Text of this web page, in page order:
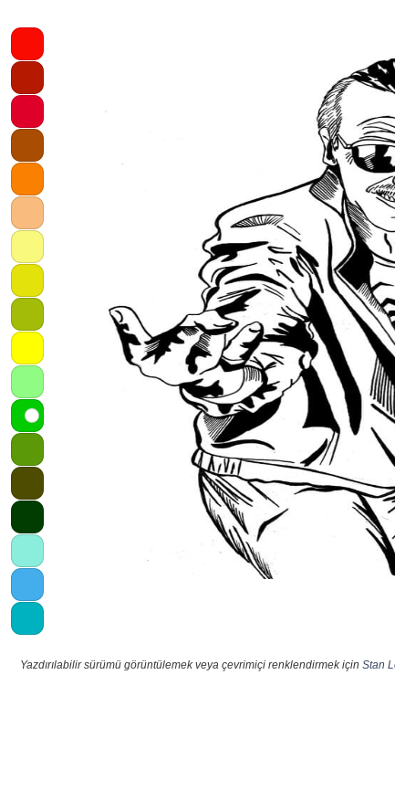
Yazdırılabilir sürümü görüntülemek veya çevrimiçi renklendirmek için Stan